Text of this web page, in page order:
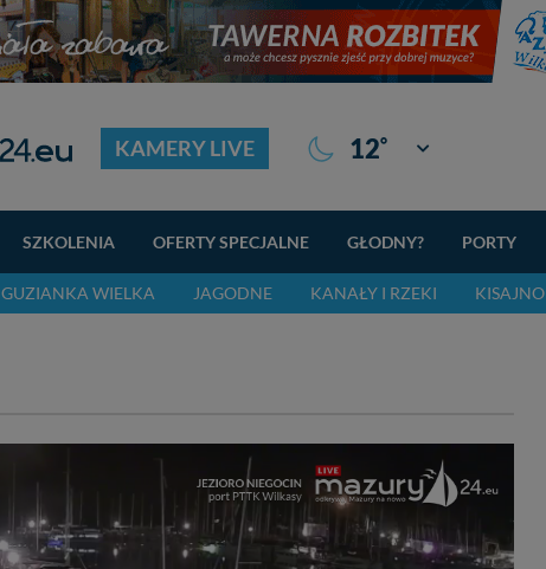
KAMERY LIVE 12° Giżycko
SZKOLENIA OFERTY SPECJALNE GŁODNY? PORTY
GUZIANKA WIELKA JAGODNE KANAŁY I RZEKI KISAJNO